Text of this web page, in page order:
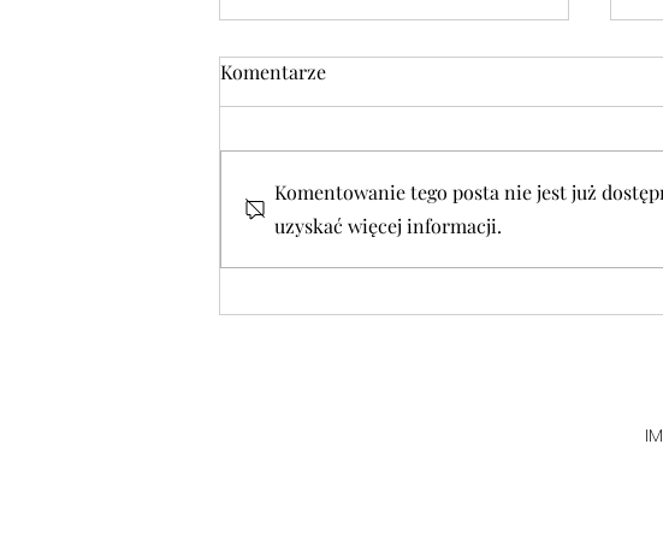
Komentarze
Komentowanie tego posta nie jest już
uzyskać więcej informacji.